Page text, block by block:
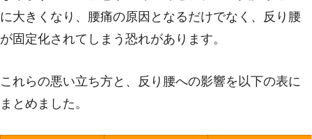
に大きくなり、腰痛の原因となるだけでなく、反り腰
が固定化されてしまう恐れがあります。
これらの悪い立ち方と、反り腰への影響を以下の表に
まとめました。